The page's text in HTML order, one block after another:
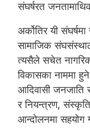
संघर्षरत
अर्कोतिर यी
सामाजिक
त्यसैले सचेत
विकासका नाममा
आदिवासी जनजाति
र नियन्त्रण,
आन्दोलनमा सहयोग